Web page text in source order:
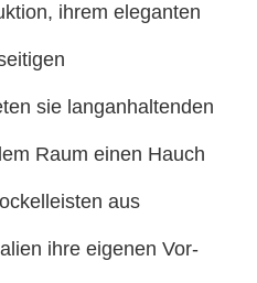
ihrem eleganten
sie langanhaltenden
Raum einen Hauch
aus
ihre eigenen Vor-